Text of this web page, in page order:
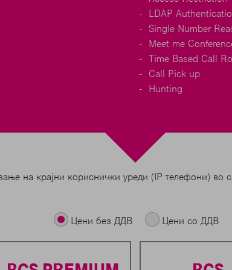
LDAP
Single Number
Meet me
Time Based Call
Call Pick up
Hunting
на крајни кориснички уреди (IP телефони) во
Цени без ДДВ Цени со ДДВ